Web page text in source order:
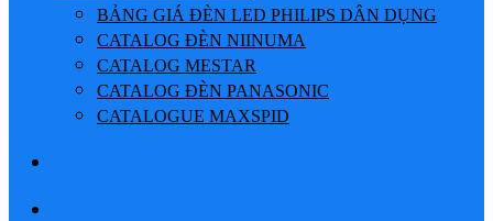
BẢNG GIÁ ĐÈN LED PHILIPS DÂN DỤNG
CATALOG ĐÈN NIINUMA
CATALOG MESTAR
CATALOG ĐÈN PANASONIC
CATALOGUE MAXSPID